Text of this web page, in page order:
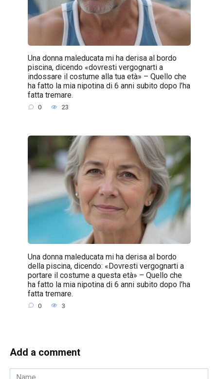
Una donna maleducata mi ha derisa al bordo
piscina, dicendo «dovresti vergognarti a
indossare il costume alla tua età» – Quello che
ha fatto la mia nipotina di 6 anni subito dopo l’ha
fatta tremare.
0 23
Una donna maleducata mi ha derisa al bordo
della piscina, dicendo: «Dovresti vergognarti a
portare il costume a questa età» – Quello che
ha fatto la mia nipotina di 6 anni subito dopo l’ha
fatta tremare.
0 3
Add a comment
Name